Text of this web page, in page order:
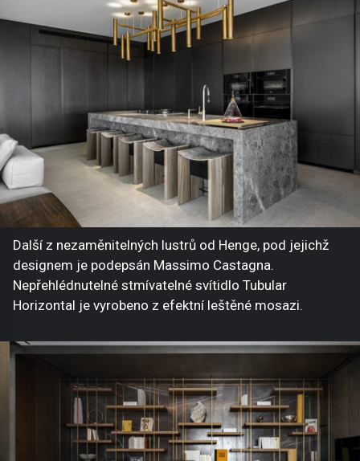
Další z nezaměnitelných lustrů od Henge, pod jejichž
designem je podepsán Massimo Castagna.
Nepřehlédnutelné stmívatelné svítidlo Tubular
Horizontal je vyrobeno z efektní leštěné mosazi.